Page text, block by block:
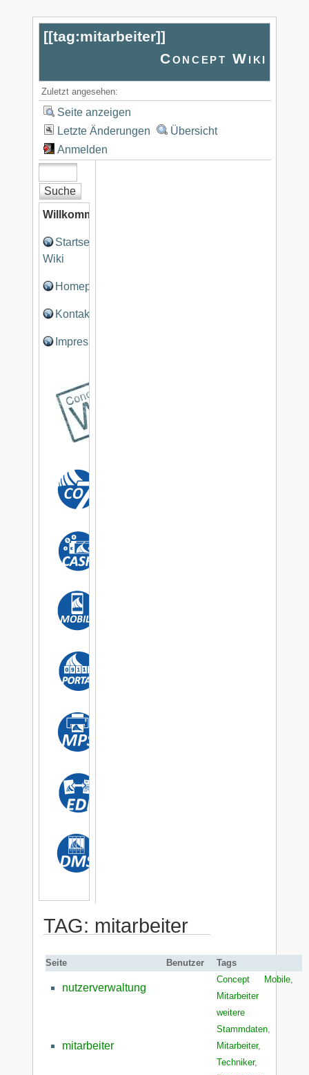
[[tag:mitarbeiter]]
Concept Wiki
Zuletzt angesehen:
Seite anzeigen
Letzte Änderungen
Übersicht
Anmelden
Willkommen
Startseite
Wiki
Homepage
Kontakt
Impressum
TAG: mitarbeiter
Seite Benutzer Tags
nutzerverwaltung
Concept Mobile,
Mitarbeiter
mitarbeiter
weitere
Stammdaten,
Mitarbeiter,
Techniker,